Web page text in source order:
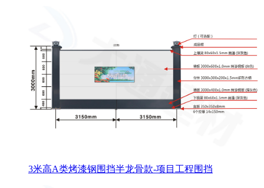
3米高A类烤漆钢围挡半龙骨款-项目工程围挡